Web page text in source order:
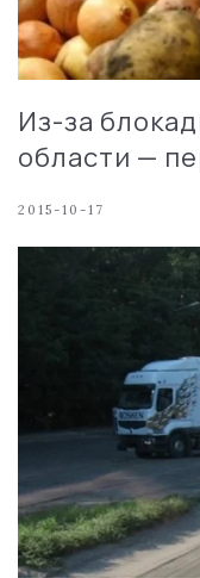
Из-за
области —
2015-10-17